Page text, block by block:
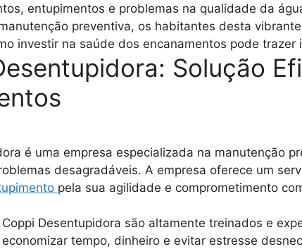
entupimentos e problemas na qualidade da
preventiva, os habitantes desta
investir na saúde dos encanamentos pode
Solução
é uma empresa especializada na manutenção
desagradáveis. A empresa oferece um
pela sua agilidade e comprometimento
Desentupidora são altamente treinados e
tempo, dinheiro e evitar estresse